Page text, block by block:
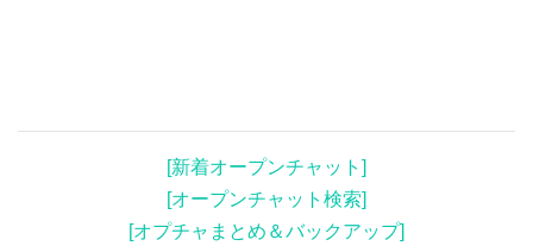
[新着オープンチャット]
[オープンチャット検索]
[オプチャまとめ＆バックアップ]